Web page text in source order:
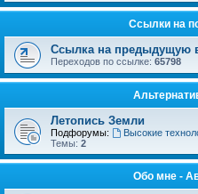
Ссылки на
Ссылка на предыдущую
Переходов по ссылке: 65798
Летопись Земли
Подфорумы: Высокие
Темы: 2
Обо мне -